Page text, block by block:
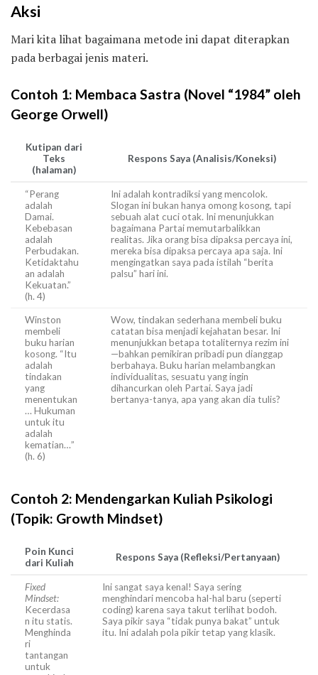
Aksi
Mari kita lihat bagaimana metode ini dapat diterapkan
pada berbagai jenis materi.
Contoh 1: Membaca Sastra (Novel “1984” oleh
George Orwell)
Kutipan dari
Teks
(halaman)
Respons Saya (Analisis/Koneksi)
“Perang
adalah
Damai.
Kebebasan
adalah
Perbudakan.
Ketidaktahu
an adalah
Kekuatan.”
(h. 4)
Ini adalah kontradiksi yang mencolok.
Slogan ini bukan hanya omong kosong, tapi
sebuah alat cuci otak. Ini menunjukkan
bagaimana Partai memutarbalikkan
realitas. Jika orang bisa dipaksa percaya ini,
mereka bisa dipaksa percaya apa saja. Ini
mengingatkan saya pada istilah “berita
palsu” hari ini.
Winston
membeli
buku harian
kosong. “Itu
adalah
tindakan
yang
menentukan
… Hukuman
untuk itu
adalah
kematian…”
(h. 6)
Wow, tindakan sederhana membeli buku
catatan bisa menjadi kejahatan besar. Ini
menunjukkan betapa totaliternya rezim ini
—bahkan pemikiran pribadi pun dianggap
berbahaya. Buku harian melambangkan
individualitas, sesuatu yang ingin
dihancurkan oleh Partai. Saya jadi
bertanya-tanya, apa yang akan dia tulis?
Contoh 2: Mendengarkan Kuliah Psikologi
(Topik: Growth Mindset)
Poin Kunci
dari Kuliah
Respons Saya (Refleksi/Pertanyaan)
Fixed
Mindset:
Kecerdasa
n itu statis.
Menghinda
ri
tantangan
untuk
Ini sangat saya kenal! Saya sering
menghindari mencoba hal-hal baru (seperti
coding) karena saya takut terlihat bodoh.
Saya pikir saya “tidak punya bakat” untuk
itu. Ini adalah pola pikir tetap yang klasik.